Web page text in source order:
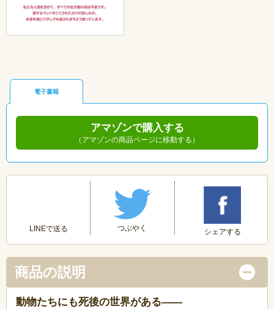
電子書籍
アマゾンで購入する
（アマゾンの商品ページに移動する）
LINEで送る つぶやく シェアする
商品の説明
動物たちにも死後の世界がある――